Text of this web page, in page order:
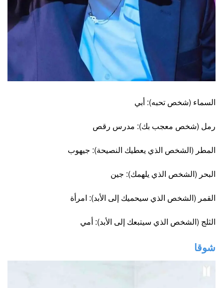
السماء (شخص تحبه): أبي
رمل (شخص معجب بك): مدرس رقص
المطر (الشخص الذي يعطيك النصيحة): جيهوب
البحر (الشخص الذي يلهمك): جين
القمر (الشخص الذي سيحميك إلى الأبد): امرأة
الثلج (الشخص الذي سيتبعك إلى الأبد): أمي
شوقا